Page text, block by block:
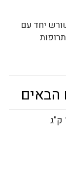
יחד עם
הבאים